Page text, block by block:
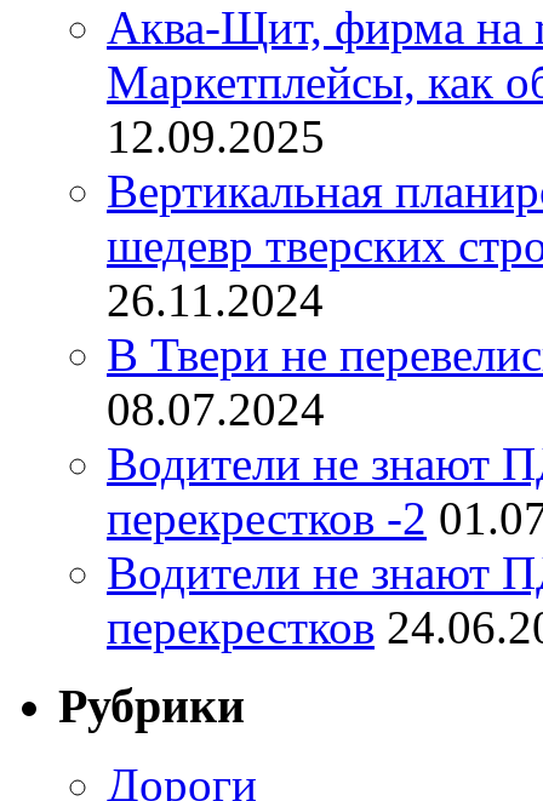
Аква-Щит, фирма на
Маркетплейсы, как
12.09.2025
Вертикальная
шедевр тверских
26.11.2024
В Твери не
08.07.2024
Водители не знают
перекрестков -2
Водители не знают
перекрестков
Рубрики
Дороги